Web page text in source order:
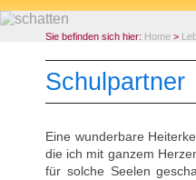
Sie befinden sich hier: Home >
Schulpartner
Eine wunderbare
die ich mit ganzem
für solche Seelen